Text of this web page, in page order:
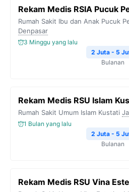
Rekam Medis RSIA Pucuk
Rumah Sakit Ibu dan Anak Pucuk
Denpasar
3 Minggu yang lalu
2 Juta - 5
Bulanan
Rekam Medis RSU Islam
Rumah Sakit Umum Islam Kustati
1 Bulan yang lalu
2 Juta - 5
Bulanan
Rekam Medis RSU Vina